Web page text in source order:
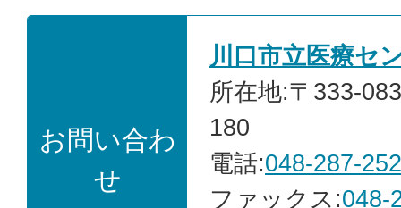
お問い合わ
せ
川口市立医療セ
所在地:〒333-
180
電話:048-287-
ファックス:048-